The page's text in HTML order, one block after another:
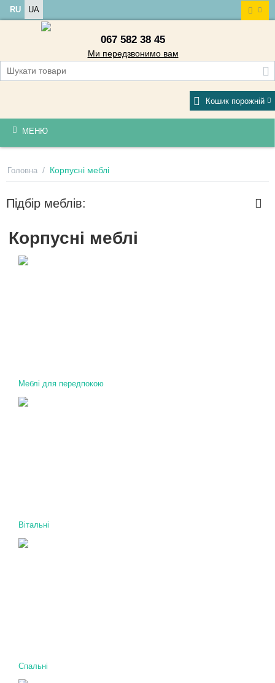
RU UA
067 582 38 45
Ми передзвонимо вам
Кошик порожній
МЕНЮ
Головна / Корпусні меблі
Підбір меблів:
Корпусні меблі
Меблі для передпокою
Вітальні
Спальні